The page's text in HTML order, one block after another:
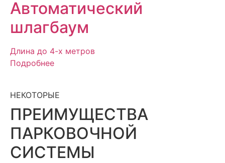
Автоматический
шлагбаум
Длина до 4-х метров
Подробнее
НЕКОТОРЫЕ
ПРЕИМУЩЕСТВА
ПАРКОВОЧНОЙ
СИСТЕМЫ